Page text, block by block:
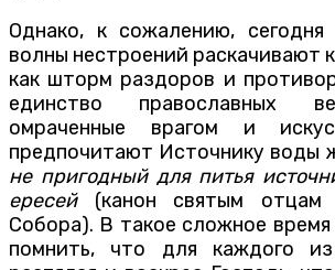
Однако, к сожалению,
волны нестроений раскачивают
как шторм раздоров и
единство православных
омраченные врагом и
предпочитают Источнику воды
не пригодный для питья
ересей(канон святым отцам
Собора). В такое сложное
помнить, что для каждого